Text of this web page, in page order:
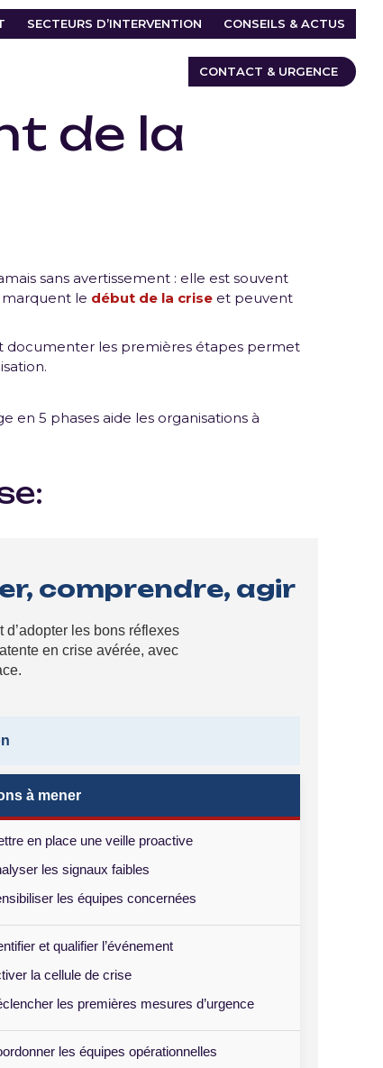
SECTEURS D’INTERVENTION CONSEILS & ACTUS
CONTACT & URGENCE
de la
sans avertissement : elle est souvent
marquent le début de la crise et peuvent
documenter les premières étapes permet
en 5 phases aide les organisations à
comprendre, agir
d’adopter les bons réflexes
en crise avérée, avec
à mener
en place une veille proactive
les signaux faibles
les équipes concernées
et qualifier l’événement
la cellule de crise
les premières mesures d’urgence
les équipes opérationnelles